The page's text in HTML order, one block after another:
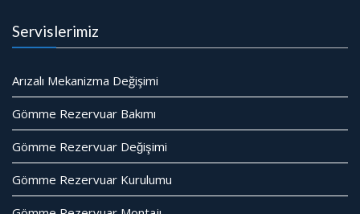
Servislerimiz
Arızalı Mekanizma Değişimi
Gömme Rezervuar Bakımı
Gömme Rezervuar Değişimi
Gömme Rezervuar Kurulumu